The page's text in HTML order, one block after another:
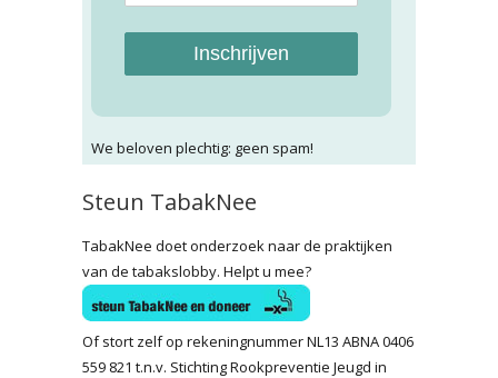
Inschrijven
We beloven plechtig: geen spam!
Steun TabakNee
TabakNee doet onderzoek naar de praktijken
van de tabakslobby. Helpt u mee?
Of stort zelf op rekeningnummer NL13 ABNA 0406
559 821 t.n.v. Stichting Rookpreventie Jeugd in